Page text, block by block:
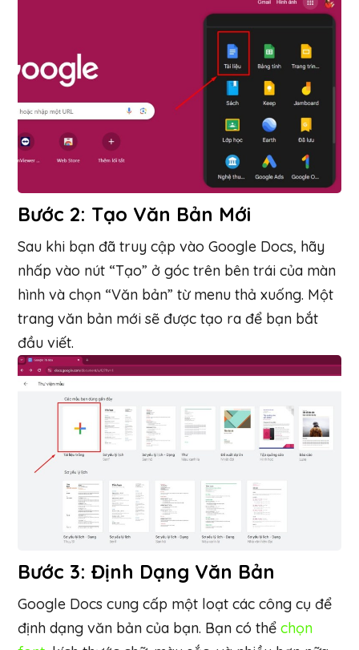
Bước 2: Tạo Văn Bản Mới
Sau khi bạn đã truy cập vào Google Docs, hãy
nhấp vào nút “Tạo” ở góc trên bên trái của màn
hình và chọn “Văn bản” từ menu thả xuống. Một
trang văn bản mới sẽ được tạo ra để bạn bắt
đầu viết.
Bước 3: Định Dạng Văn Bản
Google Docs cung cấp một loạt các công cụ để
định dạng văn bản của bạn. Bạn có thểchọn